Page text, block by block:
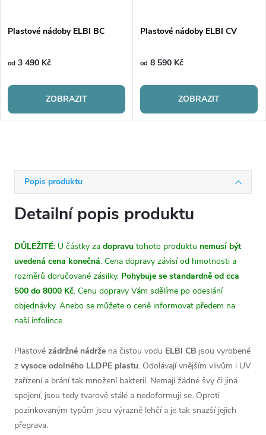
Popis produktu
Detailní popis produktu
DŮLEŽITÉ: U částky za dopravu tohoto produktu nemusí být
uvedená cena konečná. Cena dopravy závisí od hmotnosti a
rozměrů doručované zásilky. Pohybuje se standardně od cca
500 do 8000 Kč. Cenu dopravy Vám sdělíme po odeslání
objednávky. Anebo se můžete o ceně informovat předem na
naší infolince.
Plastové zádržné nádrže na čistou vodu ELBI CB jsou vyrobené
z vysoce odolného LLDPE plastu. Odolávají vnějším vlivům i UV
zařízení a brání tak množení bakterií. Nemají žádné švy či jiná
spojení, jsou tedy tvarově stálé a nedoformují se. Oproti
pozinkovaným typům jsou výrazně lehčí a je tak snazší jejich
přeprava.
Plastové nádoby ELBI BC
od 3 490 Kč
ZOBRAZIT
Plastové nádoby ELBI CV
od 8 590 Kč
ZOBRAZIT